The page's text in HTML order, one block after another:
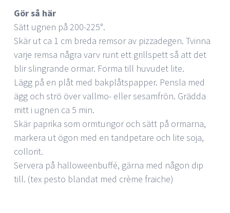
Gör så här
Sätt ugnen på 200-225°.
Skär ut ca 1 cm breda remsor av pizzadegen. Tvinna
varje remsa några varv runt ett grillspett så att det
blir slingrande ormar. Forma till huvudet lite.
Lägg på en plåt med bakplåtspapper. Pensla med
ägg och strö över vallmo- eller sesamfrön. Grädda
mitt i ugnen ca 5 min.
Skär paprika som ormtungor och sätt på ormarna,
markera ut ögon med en tandpetare och lite soja,
collorit.
Servera på halloweenbuffé, gärna med någon dip
till. (tex pesto blandat med crème fraiche)